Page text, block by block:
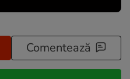
Comentează